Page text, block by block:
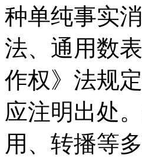
种单纯事实
法、通用数
作权》法规
应注明出处
用、转播等